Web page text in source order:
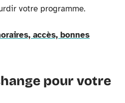
votre programme.
accès, bonnes
pour votre